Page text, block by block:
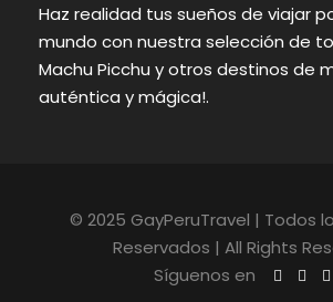
Haz realidad tus sueños de viajar
mundo con nuestra selección de
Machu Picchu y otros destinos de
auténtica y mágica!.
© 2025 GayPeruTravel | Todos
Reservados | All Rights
Síguenos en